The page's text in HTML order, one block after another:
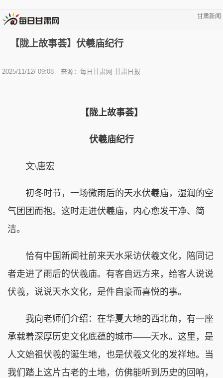
甘肃新闻
【陇上故事荟】伏羲庙纪行
2025/11/12/ 09:08 来源：每日甘肃网-甘肃日报
【陇上故事荟】
伏羲庙纪行
文\唐宏
初冬时节，一场微雨后的天水伏羲庙，湿润的空
气团团而抱。这时走进伏羲庙，内心愈发干净、简
洁。
恰有中国新闻社前来天水采访伏羲文化，陪同记
者走进了雨后的伏羲庙。有客自远方来，给客人说说
伏羲，说说天水文化，是件自豪而喜悦的事。
我向老师们介绍：在华夏大地的西北角，有一座
承载着深厚历史文化底蕴的城市——天水。这里，是
人文始祖伏羲的诞生地，也是伏羲文化的发祥地。当
我们踏上这片古老的土地，仿佛能听到历史的回响，